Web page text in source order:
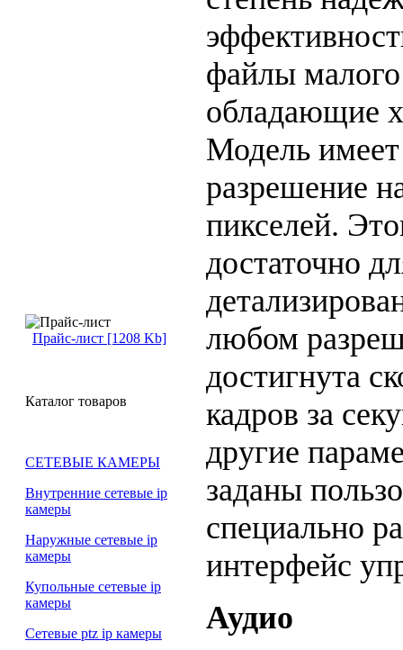
Прайс-лист [1208 Kb]
Каталог товаров
СЕТЕВЫЕ КАМЕРЫ
Внутренние сетевые ip
камеры
Наружные сетевые ip
камеры
Купольные сетевые ip
камеры
Сетевые ptz ip камеры
файлы
обладающие
Модель
разрешение
пикселей.
достаточно
любом
достигнута
кадров за
другие
заданы
специально
интерфейс
Аудио